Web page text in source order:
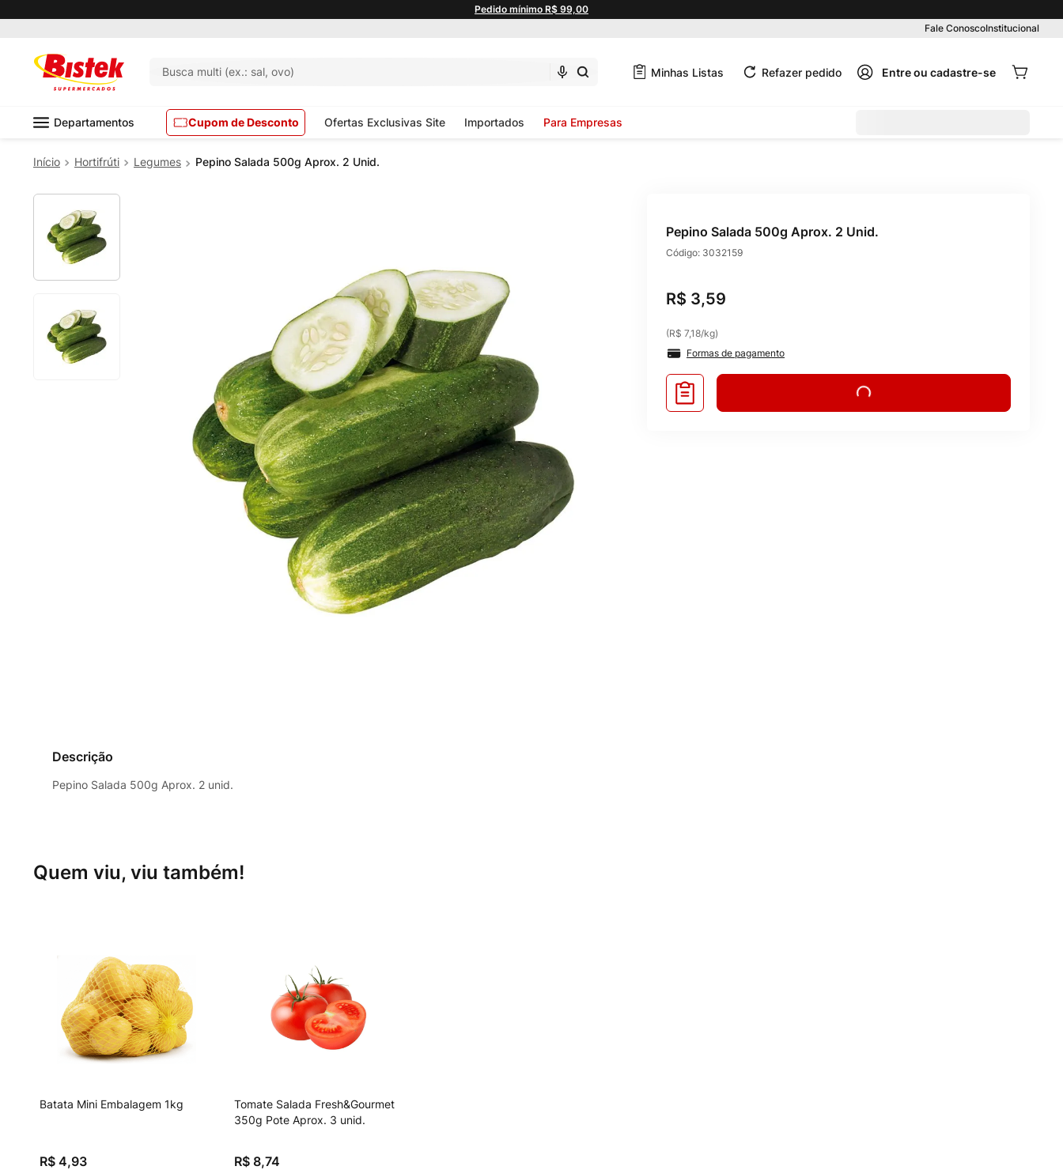
Pedido mínimo R$ 99,00
Fale ConoscoInstitucional
Busca multi (ex.: sal, ovo) Minhas Listas Refazer pedido
Departamentos Cupom de Desconto Ofertas Exclusivas Site Importados Para Empresas
Hortifrúti Legumes Pepino Salada 500g Aprox. 2 Unid.
Pepino Salada 500g Aprox. 2 Unid.
Código: 3032159
R$ 3,59
(R$ 7,18/kg)
Formas de pagamento
Descrição
Pepino Salada 500g Aprox. 2 unid.
Quem viu, viu também!
Batata Mini Embalagem 1kg
R$ 4,93
Tomate Salada Fresh&Gourmet
350g Pote Aprox. 3 unid.
R$ 8,74